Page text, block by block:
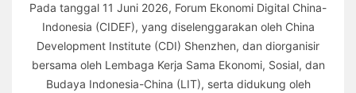
Pada tanggal 11 Juni 2026, Forum Ekonomi Digital China-
Indonesia (CIDEF), yang diselenggarakan oleh China
Development Institute (CDI) Shenzhen, dan diorganisir
bersama oleh Lembaga Kerja Sama Ekonomi, Sosial, dan
Budaya Indonesia-China (LIT), serta didukung oleh